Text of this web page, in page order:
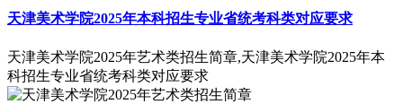
天津美术学院2025年本科招生专业省统考科类对应要求
天津美术学院2025年艺术类招生简章,天津美术学院2025年本
科招生专业省统考科类对应要求